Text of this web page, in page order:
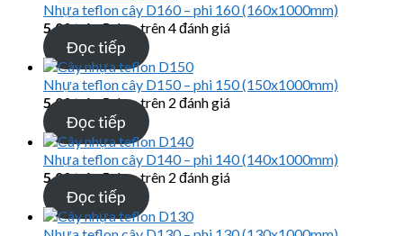
Nhựa teflon cây D160 – phi 160 (160x1000mm)
5.00trên 5 dựa trên4đánh giá
Đọc tiếp
Nhựa teflon cây D150 – phi 150 (150x1000mm)
5.00trên 5 dựa trên 2 đánh giá
Đọc tiếp
Nhựa teflon cây D140 – phi 140 (140x1000mm)
5.00trên 5 dựa trên 2 đánh giá
Đọc tiếp